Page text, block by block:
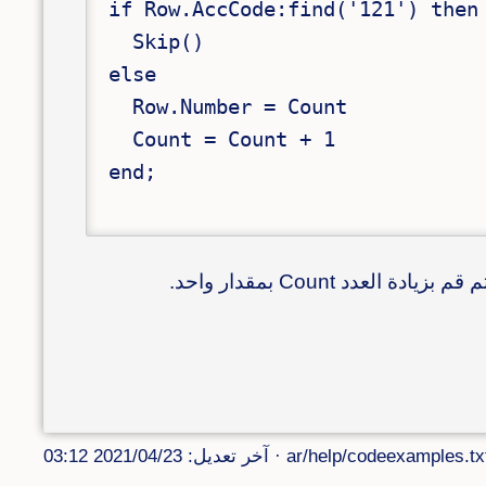
if Row.AccCode:find('121') then
  Skip()
else
  Row.Number = Count
  Count = Count + 1
end;
ar/help/ · آخر تعديل: 2021/04/23 03:12